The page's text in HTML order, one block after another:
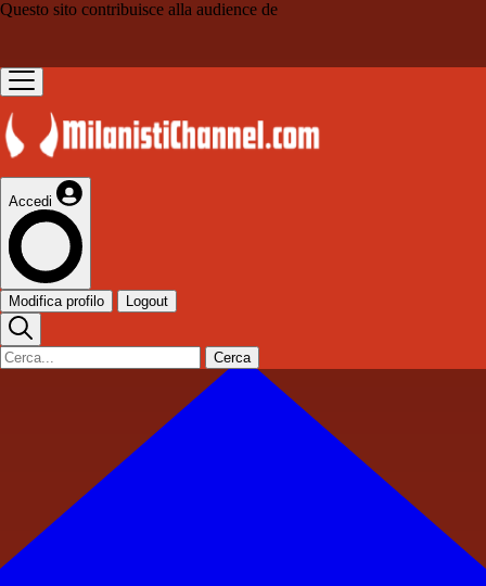
Questo sito contribuisce alla audience de
Accedi
Modifica profilo Logout
Cerca